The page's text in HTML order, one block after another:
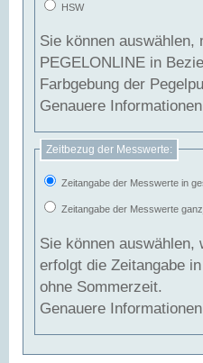
HSW
Sie können
PEGELONLINE in Beziehung
Farbgebung der
Genauere
Zeitbezug der Messwerte:
Zeitangabe der Messwerte in
Zeitangabe der Messwerte
Sie können auswählen,
erfolgt die Zeitangabe
ohne Sommerzeit.
Genauere